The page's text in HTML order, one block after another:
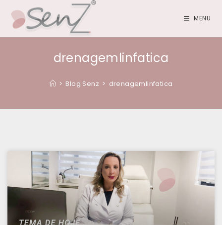
MENU
drenagemlinfatica
> Blog Senz > drenagemlinfatica